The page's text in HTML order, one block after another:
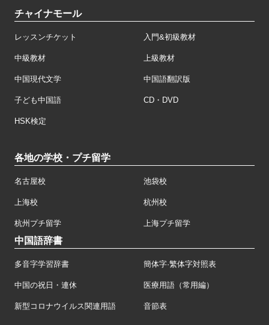
チャイナモール
レッスンチケット 入門&初級教材
中級教材 上級教材
中国現代文学 中国語翻訳版
子ども中国語 CD・DVD
HSK検定
各地の学校・プチ留学
名古屋校 池袋校
上海校 杭州校
杭州プチ留学 上海プチ留学
中国語辞書
多音字学習辞書 簡体字·繁体字対照表
中国の祝日・連休 医療用語（常用編）
新型コロナウイルス関連用語 音節表